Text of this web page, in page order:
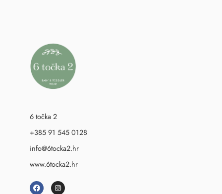
6 točka 2
+385 91 545 0128
info@6tocka2.hr
www.6tocka2.hr